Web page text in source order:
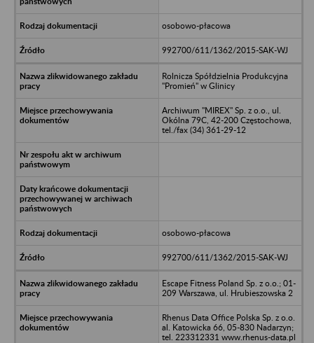
osobowo-płacowa
992700/611/1362/2015-SAK-WJ
Rolnicza Spółdzielnia Produkcyjna
"Promień" w Glinicy
Archiwum "MIREX" Sp. z o.o., ul.
Okólna 79C, 42-200 Częstochowa,
tel./fax (34) 361-29-12
osobowo-płacowa
992700/611/1362/2015-SAK-WJ
Escape Fitness Poland Sp. z o.o.; 01-
209 Warszawa, ul. Hrubieszowska 2
Rhenus Data Office Polska Sp. z o.o.
al. Katowicka 66, 05-830 Nadarzyn;
tel. 223312331 www.rhenus-data.pl